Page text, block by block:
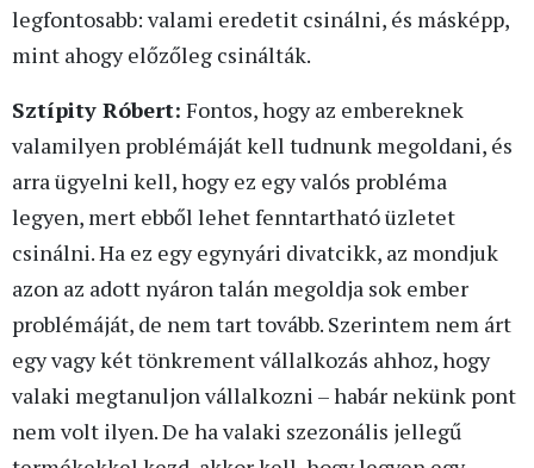
legfontosabb: valami eredetit csinálni, és másképp,
mint ahogy előzőleg csinálták.
Sztípity Róbert: Fontos, hogy az embereknek
valamilyen problémáját kell tudnunk megoldani, és
arra ügyelni kell, hogy ez egy valós probléma
legyen, mert ebből lehet fenntartható üzletet
csinálni. Ha ez egy egynyári divatcikk, az mondjuk
azon az adott nyáron talán megoldja sok ember
problémáját, de nem tart tovább. Szerintem nem árt
egy vagy két tönkrement vállalkozás ahhoz, hogy
valaki megtanuljon vállalkozni – habár nekünk pont
nem volt ilyen. De ha valaki szezonális jellegű